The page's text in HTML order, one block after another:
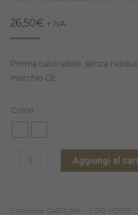
26,50€ + IVA
Pmma calcinabile, senza
marchio CE
Colori
PMMA
CALCINABILE
Aggiungi al
Categoria: CAD/CAM COD: PD025